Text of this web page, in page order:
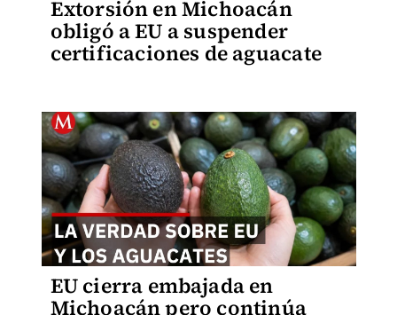
Extorsión en Michoacán
obligó a EU a suspender
certificaciones de aguacate
EU cierra embajada en
Michoacán pero continúa